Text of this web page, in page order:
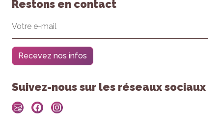
Restons en contact
Recevez nos infos
Suivez-nous sur les réseaux sociaux